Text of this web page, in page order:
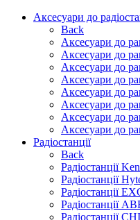
Аксесуари до
Back
Аксесуари до
Аксесуари до
Аксесуари до
Аксесуари до
Аксесуари до
Аксесуари до
Аксесуари до
Аксесуари до
Радіостанції
Back
Радіостанції
Радіостанції
Радіостанції
Радіостанції
Радіостанції